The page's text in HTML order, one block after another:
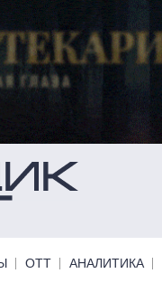
ОТТ АНАЛИТИКА